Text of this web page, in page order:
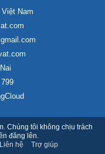
Nam
Chúng tôi không chịu trách
đăng lên.
Liên hệ Trợ giúp